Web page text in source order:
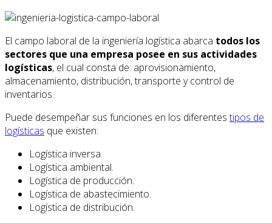
El campo laboral de la ingeniería logística abarca todos los
sectores que una empresa posee en sus actividades
logísticas, el cual consta de: aprovisionamiento,
almacenamiento, distribución, transporte y control de
inventarios.
Puede desempeñar sus funciones en los diferentestipos de
logísticas que existen:
Logística inversa.
Logística ambiental.
Logística de producción.
Logística de abastecimiento.
Logística de distribución.